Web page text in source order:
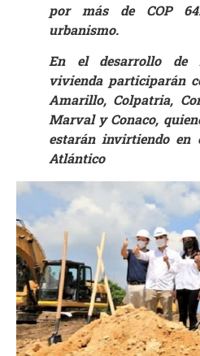
por más de COP
urbanismo.
En el desarrollo de
vivienda participarán
Amarillo, Colpatria,
Marval y Conaco,
estarán invirtiendo en
Atlántico